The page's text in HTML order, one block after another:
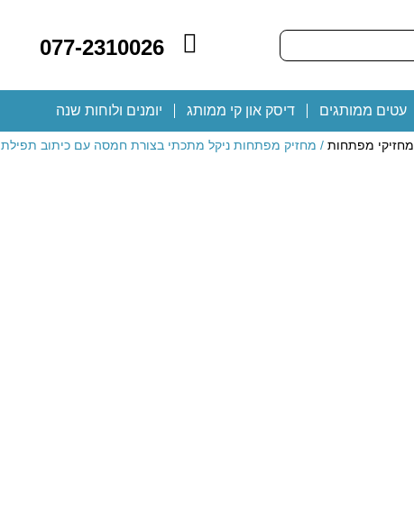
077-2310026
עטים ממותגים דיסק און קי ממותג יומנים ולוחות שנה
מחזיקי מפתחות / מחזיק מפתחות ניקל מתכתי בצורת חמסה עם כיתוב תפילת